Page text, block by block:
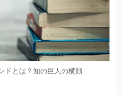
ドとは？知の巨人の横顔